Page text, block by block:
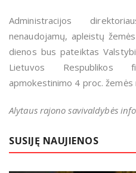
Administracijos
nenaudojamų, apleistų
dienos bus pateiktas
Lietuvos Respublikos
apmokestinimo 4 proc. žemės
Alytaus rajono savivaldybės
SUSIJĘ NAUJIENOS